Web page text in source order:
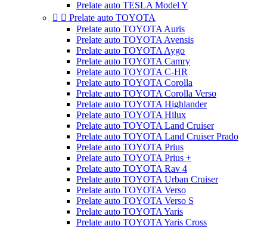
Prelate auto TESLA Model Y
  Prelate auto TOYOTA
Prelate auto TOYOTA Auris
Prelate auto TOYOTA Avensis
Prelate auto TOYOTA Aygo
Prelate auto TOYOTA Camry
Prelate auto TOYOTA C-HR
Prelate auto TOYOTA Corolla
Prelate auto TOYOTA Corolla Verso
Prelate auto TOYOTA Highlander
Prelate auto TOYOTA Hilux
Prelate auto TOYOTA Land Cruiser
Prelate auto TOYOTA Land Cruiser Prado
Prelate auto TOYOTA Prius
Prelate auto TOYOTA Prius +
Prelate auto TOYOTA Rav 4
Prelate auto TOYOTA Urban Cruiser
Prelate auto TOYOTA Verso
Prelate auto TOYOTA Verso S
Prelate auto TOYOTA Yaris
Prelate auto TOYOTA Yaris Cross